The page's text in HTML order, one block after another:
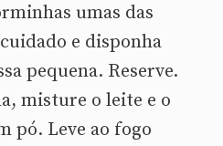
umas das
e disponha
pequena. Reserve.
misture o leite e o
pó. Leve ao fogo